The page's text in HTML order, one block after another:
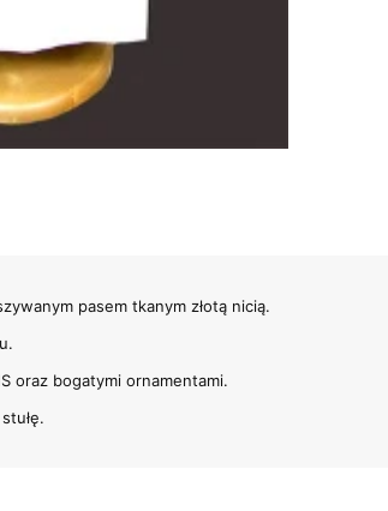
pasem tkanym złotą nicią.
oraz bogatymi ornamentami.